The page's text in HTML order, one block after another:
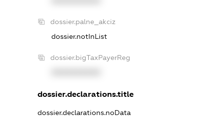
dossier.palne_akciz
dossier.notInList
dossier.bigTaxPayerReg
dossier.declarations.title
dossier.declarations.noData